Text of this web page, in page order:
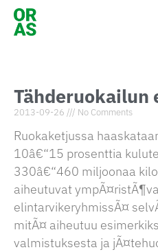
Tähderuokailun
2013-09-26 No Comments
Ruokaketjussa
10â€“15 prosenttia
330â€“460 miljoonaa
aiheutuvat
elintarvikeryhmissÃ¤
mitÃ¤ aiheutuu
valmistuksesta ja